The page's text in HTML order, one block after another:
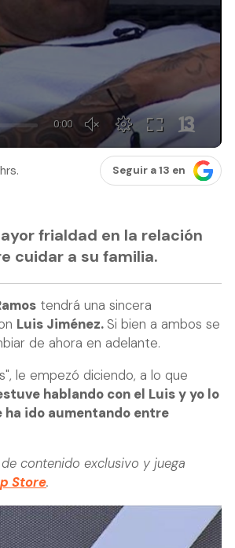
Seguir a 13 en
frialdad en la relación
cuidar a su familia.
tendrá una sincera
Luis Jiménez. Si bien a ambos se
de ahora en adelante.
le empezó diciendo, a lo que
hablando con el Luis y yo lo
ido aumentando entre
contenido exclusivo y juega
Store.